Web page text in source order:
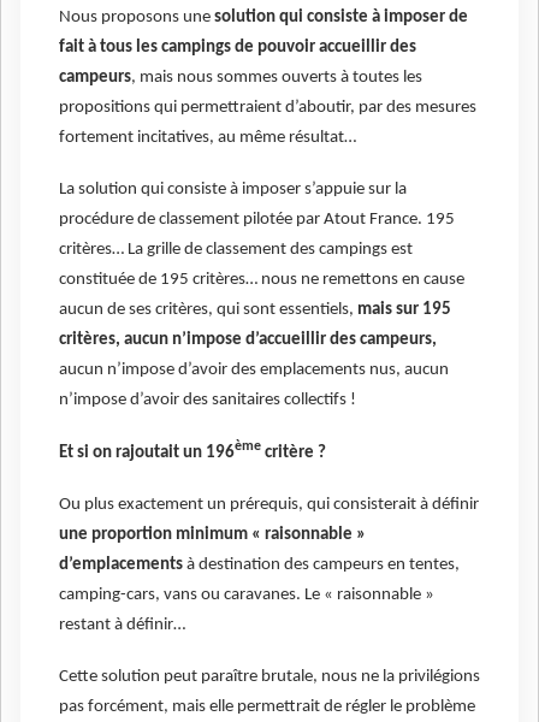
Nous proposons une solution qui consiste à imposer de
fait à tous les campings de pouvoir accueillir des
campeurs, mais nous sommes ouverts à toutes les
propositions qui permettraient d’aboutir, par des mesures
fortement incitatives, au même résultat…
La solution qui consiste à imposer s’appuie sur la
procédure de classement pilotée par Atout France. 195
critères… La grille de classement des campings est
constituée de 195 critères… nous ne remettons en cause
aucun de ses critères, qui sont essentiels, mais sur 195
critères, aucun n’impose d’accueillir des campeurs,
aucun n’impose d’avoir des emplacements nus, aucun
n’impose d’avoir des sanitaires collectifs !
Et si on rajoutait un 196ème critère ?
Ou plus exactement un prérequis, qui consisterait à définir
une proportion minimum « raisonnable »
d’emplacements à destination des campeurs en tentes,
camping-cars, vans ou caravanes. Le « raisonnable »
restant à définir…
Cette solution peut paraître brutale, nous ne la privilégions
pas forcément, mais elle permettrait de régler le problème